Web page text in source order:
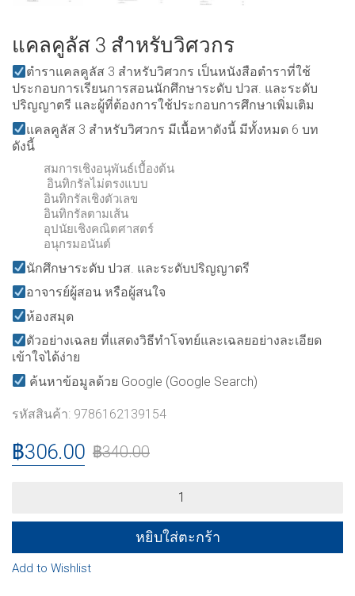
แคลคูลัส 3 สำหรับวิศวกร
ตำราแคลคูลัส 3 สำหรับวิศวกร เป็นหนังสือตำราที่ใช้
ประกอบการเรียนการสอนนักศึกษาระดับ ปวส. และระดับ
ปริญญาตรี และผู้ที่ต้องการใช้ประกอบการศึกษาเพิ่มเติม
แคลคูลัส 3 สำหรับวิศวกร มีเนื้อหาดังนี้ มีทั้งหมด 6 บท
ดังนี้
สมการเชิงอนุพันธ์เบื้องต้น
อินทิกรัลไม่ตรงแบบ
อินทิกรัลเชิงตัวเลข
อินทิกรัลตามเส้น
อุปนัยเชิงคณิตศาสตร์
อนุกรมอนันต์
นักศึกษาระดับ ปวส. และระดับปริญญาตรี
อาจารย์ผู้สอน หรือผู้สนใจ
ห้องสมุด
ตัวอย่างเฉลย ที่แสดงวิธีทำโจทย์และเฉลยอย่างละเอียด
เข้าใจได้ง่าย
ค้นหาข้อมูลด้วย Google (Google Search)
รหัสสินค้า: 9786162139154
฿340.00
฿306.00
สำหรับ
หยิบใส่ตะกร้า
Add to Wishlist